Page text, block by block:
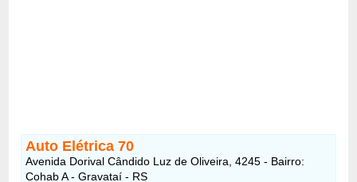
Auto Elétrica 70
Avenida Dorival Cândido Luz de Oliveira, 4245 - Bairro:
Cohab A - Gravataí - RS